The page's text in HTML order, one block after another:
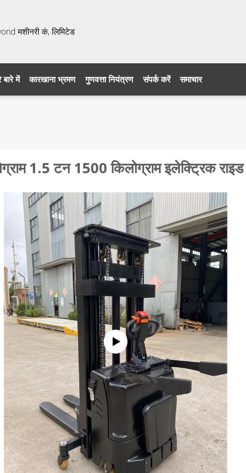
मशीनरी कं, लिमिटेड
बारे में कारखाना भ्रमण गुणवत्ता नियंत्रण संपर्क करें समाचार
1.5 टन 1500 किलोग्राम इलेक्ट्रिक